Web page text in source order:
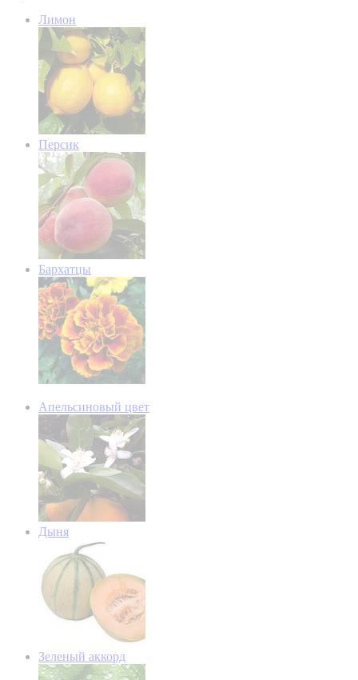
Лимон
Персик
Бархатцы
Апельсиновый цвет
Дыня
Зеленый аккорд